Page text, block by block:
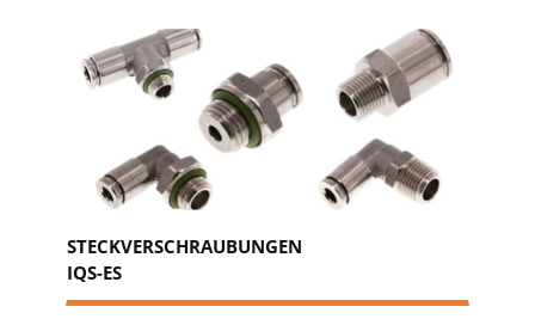
STECKVERSCHRAUBUNGEN
IQS-ES